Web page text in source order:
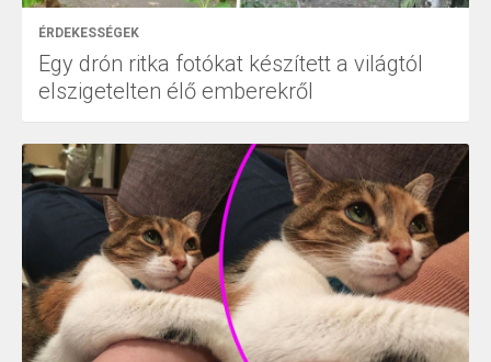
ÉRDEKESSÉGEK
Egy drón ritka fotókat készített a világtól
elszigetelten élő emberekről